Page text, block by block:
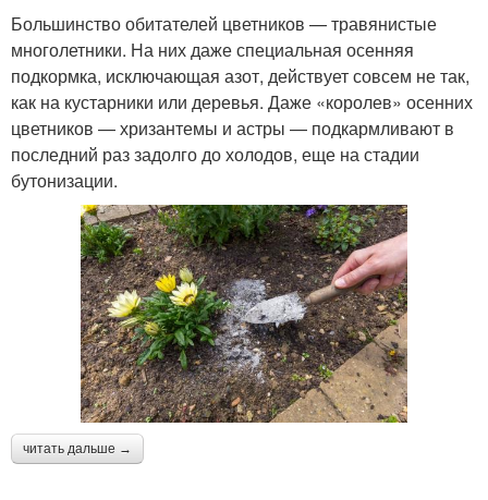
Цвета на рассаду Однолетние цвета
Садовые лилии
Селитра для садовых
Цвета в дизайне Садовые цветы
Однолетние цветы
Удобрение для садовых
цветов
Большинство обитателей цветников — травянистые
многолетники. На них даже специальная осенняя
подкормка, исключающая азот, действует совсем не так,
как на кустарники или деревья. Даже «королев» осенних
цветников — хризантемы и астры — подкармливают в
последний раз задолго до холодов, еще на стадии
бутонизации.
читать дальше →